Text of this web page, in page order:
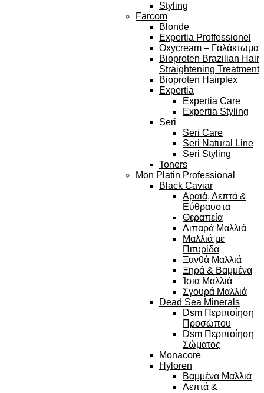
Styling
Farcom
Blonde
Expertia Proffessionel
Oxycream – Γαλάκτωμα
Bioproten Brazilian Hair
Straightening Treatment
Bioproten Hairplex
Expertia
Expertia Care
Expertia Styling
Seri
Seri Care
Seri Natural Line
Seri Styling
Toners
Mon Platin Professional
Black Caviar
Αραιά, Λεπτά &
Εύθραυστα
Θεραπεία
Λιπαρά Μαλλιά
Μαλλιά με
Πιτυρίδα
Ξανθά Μαλλιά
Ξηρά & Βαμμένα
Ίσια Μαλλιά
Σγουρά Μαλλιά
Dead Sea Minerals
Dsm Περιποίηση
Προσώπου
Dsm Περιποίηση
Σώματος
Monacore
Hyloren
Βαμμένα Μαλλιά
Λεπτά &